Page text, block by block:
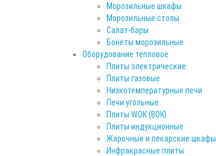
Морозильные шкафы
Морозильные столы
Салат-бары
Бонеты морозильные
Оборудование тепловое
Плиты электрические
Плиты газовые
Низкотемпературные печи
Печи угольные
Плиты WOK (ВОК)
Плиты индукционные
Жарочные и пекарские шкафы
Инфракрасные плиты